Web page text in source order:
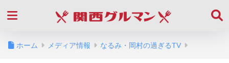
ホーム メディア情報 なるみ・岡村の過ぎるTV